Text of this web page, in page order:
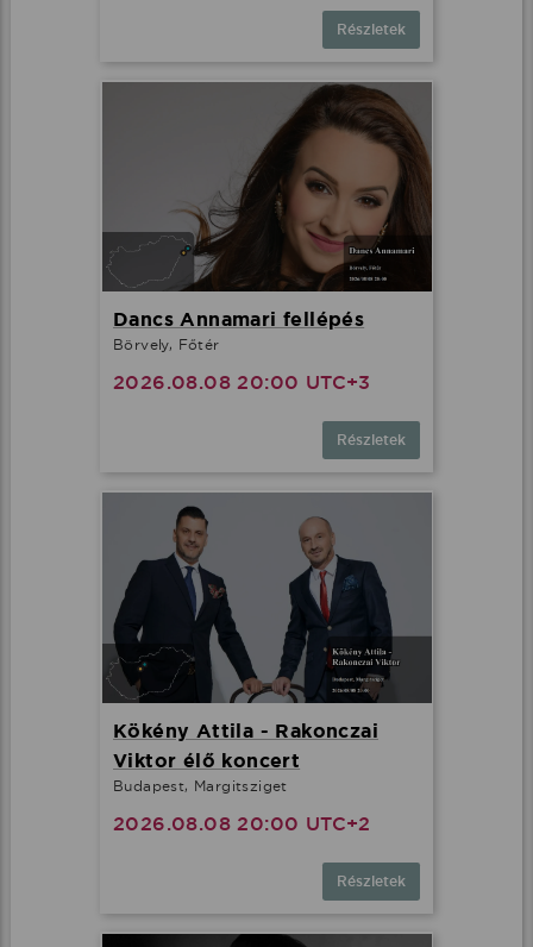
Részletek
Dancs Annamari fellépés
Börvely, Főtér
2026.08.08 20:00 UTC+3
Részletek
Kökény Attila - Rakonczai
Viktor élő koncert
Budapest, Margitsziget
2026.08.08 20:00 UTC+2
Részletek